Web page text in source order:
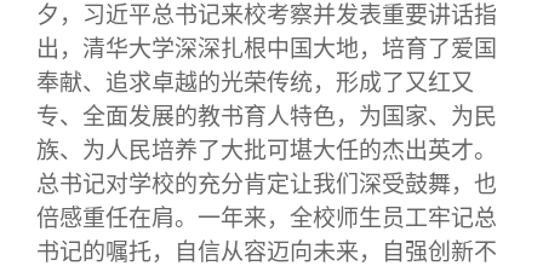
联系我们
夕，习近平总书记来校考察并发表重要讲话指
出，清华大学深深扎根中国大地，培育了爱国
奉献、追求卓越的光荣传统，形成了又红又
专、全面发展的教书育人特色，为国家、为民
族、为人民培养了大批可堪大任的杰出英才。
总书记对学校的充分肯定让我们深受鼓舞，也
倍感重任在肩。一年来，全校师生员工牢记总
书记的嘱托，自信从容迈向未来，自强创新不